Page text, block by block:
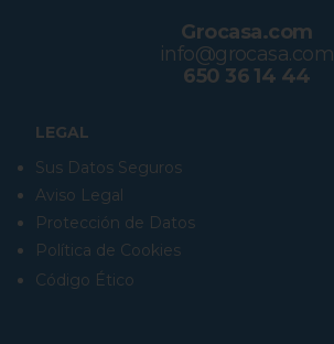
LEGAL
Sus Datos Seguros
Aviso Legal
Protección de Datos
Política de Cookies
Código Ético
Grocasa.com
info@grocasa.com
650 36 14 44